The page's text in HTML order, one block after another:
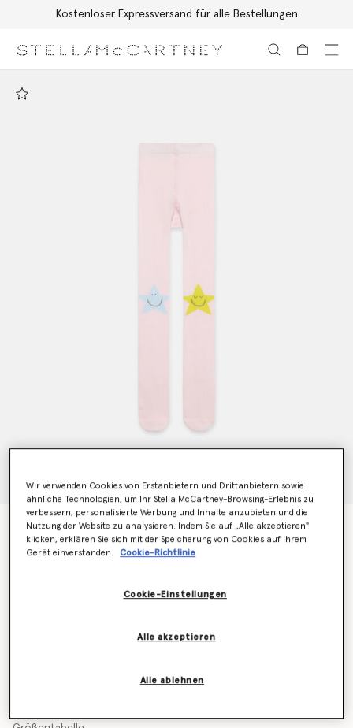
Kostenloser Expressversand für alle Bestellungen
Strumpfhose Smiley Star
N/A
Wir verwenden Cookies von Erstanbietern und Drittanbietern sowie
ähnliche Technologien, um Ihr Stella McCartney-Browsing-Erlebnis zu
verbessern, personalisierte Werbung und Inhalte anzubieten und die
Nutzung der Website zu analysieren. Indem Sie auf „Alle akzeptieren"
klicken, erklären Sie sich mit der Speicherung von Cookies auf Ihrem
Gerät einverstanden.
Cookie-Richtlinie
Cookie-Einstellungen
Alle ablehnen
Alle akzeptieren